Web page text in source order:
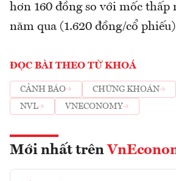
hơn 160 đồng so với mốc thấp
năm qua (1.620 đồng/cổ
ĐỌC BÀI THEO TỪ KHOÁ
CẢNH BÁO CHỨNG KHOÁN
NVL
VNECONOMY
Mới nhất trên